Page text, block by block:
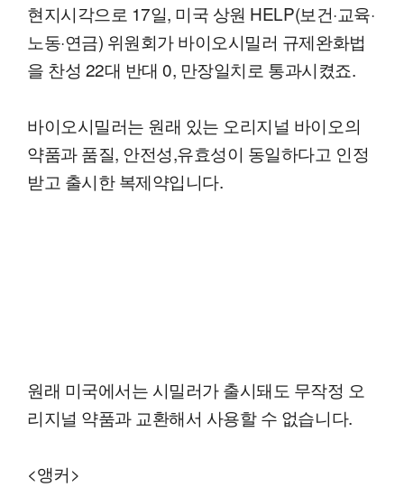
현지시각으로 17일, 미국 상원 HELP(보건·교육·
노동·연금) 위원회가 바이오시밀러 규제완화법
을 찬성 22대 반대 0, 만장일치로 통과시켰죠.
바이오시밀러는 원래 있는 오리지널 바이오의
약품과 품질, 안전성,유효성이 동일하다고 인정
받고 출시한 복제약입니다.
원래 미국에서는 시밀러가 출시돼도 무작정 오
리지널 약품과 교환해서 사용할 수 없습니다.
<앵커>